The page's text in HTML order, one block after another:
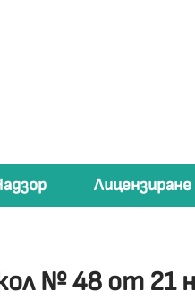
№ 48 от 21